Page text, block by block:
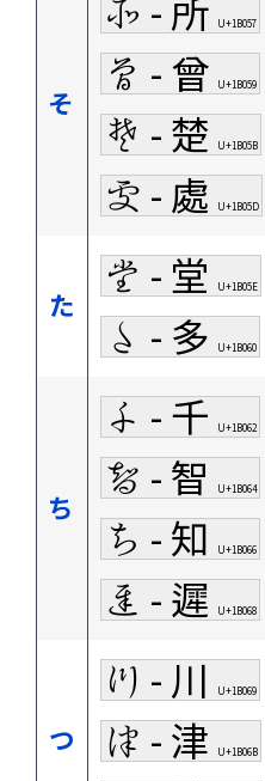
そ
𛁗 - 所 U+1B057
𛁙 - 曾 U+1B059
𛁛 - 楚 U+1B05B
𛁝 - 處 U+1B05D
た
𛁞 - 堂 U+1B05E
𛁠 - 多 U+1B060
ち
𛁢 - 千 U+1B062
𛁤 - 智 U+1B064
𛁦 - 知 U+1B066
𛁨 - 遲 U+1B068
つ
𛁩 - 川 U+1B069
𛁫 - 津 U+1B06B